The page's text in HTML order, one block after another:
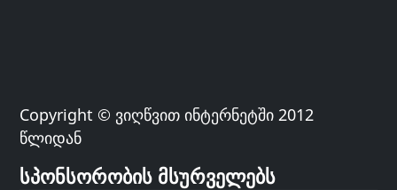
Copyright © ვიღწვით ინტერნეტში 2012
წლიდან
სპონსორობის მსურველებს